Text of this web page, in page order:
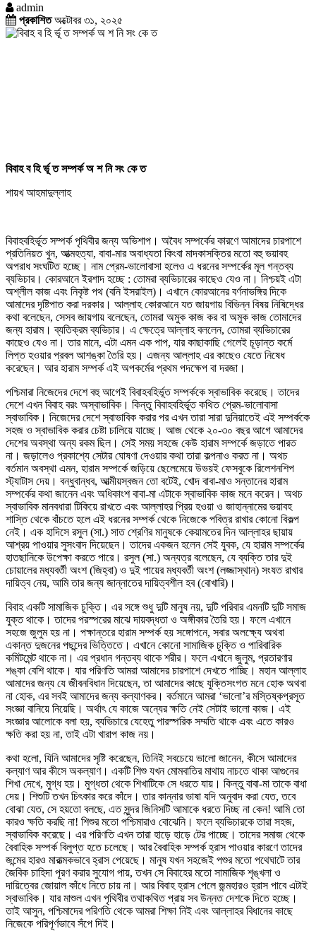
admin
প্রকাশিতঅক্টোবর ৩১, ২০২৫
বিবাহ ব হি র্ভূ ত সম্পর্ক অ শ নি সং কে ত
শায়খ আহমাদুল্লাহ
বিবাহবহির্ভূত সম্পর্ক পৃথিবীর জন্য অভিশাপ। অবৈধ সম্পর্কের কারণে আমাদের চারপাশে
প্রতিনিয়ত খুন, আত্মহত্যা, বাবা-মার অবাধ্যতা কিংবা মাদকাসক্তির মতো বহু ভয়াবহ
অপরাধ সংঘটিত হচ্ছে। নাম প্রেম-ভালোবাসা হলেও এ ধরনের সম্পর্কের মূল গন্তব্য
ব্যভিচার। কোরআনে ইরশাদ হচ্ছে : তোমরা ব্যভিচারের কাছেও যেও না। নিশ্চয়ই এটা
অশ্লীল কাজ এবং নিকৃষ্ট পথ (বনি ইসরাইল)। এখানে কোরআনের বর্ণনাভঙ্গির দিকে
আমাদের দৃষ্টিপাত করা দরকার। আল্লাহ কোরআনে যত জায়গায় বিভিন্ন বিষয় নিষিদ্ধের
কথা বলেছেন, সেসব জায়গায় বলেছেন, তোমরা অমুক কাজ কর বা অমুক কাজ তোমাদের
জন্য হারাম। ব্যতিক্রম ব্যভিচার। এ ক্ষেত্রে আল্লাহ বললেন, তোমরা ব্যভিচারের
কাছেও যেও না। তার মানে, এটা এমন এক পাপ, যার কাছাকাছি গেলেই চূড়ান্ত কর্মে
লিপ্ত হওয়ার প্রবল আশঙ্কা তৈরি হয়। এজন্য আল্লাহ এর কাছেও যেতে নিষেধ
করেছেন। আর হারাম সম্পর্ক এই অপকর্মের প্রথম পদক্ষেপ বা দরজা।
পশ্চিমারা নিজেদের দেশে বহু আগেই বিবাহবহির্ভূত সম্পর্ককে স্বাভাবিক করেছে। তাদের
দেশে এখন বিবাহ বরং অস্বাভাবিক। কিন্তু বিবাহবহির্ভূত কথিত প্রেম-ভালোবাসা
স্বাভাবিক। নিজেদের দেশে স্বাভাবিক করার পর এখন তারা সারা দুনিয়াতেই এই সম্পর্ককে
সহজ ও স্বাভাবিক করার চেষ্টা চালিয়ে যাচ্ছে। আজ থেকে ২০-৩০ বছর আগে আমাদের
দেশের অবস্থা অন্য রকম ছিল। সেই সময় সহজে কেউ হারাম সম্পর্কে জড়াতে পারত
না। জড়ালেও প্রকাশ্যে সেটার ঘোষণা দেওয়ার কথা তারা কল্পনাও করত না। অথচ
বর্তমান অবস্থা এমন, হারাম সম্পর্কে জড়িয়ে ছেলেমেয়ে উভয়ই ফেসবুকে রিলেশনশিপ
স্ট্যাটাস দেয়। বন্ধুবান্ধব, আত্মীয়স্বজন তো বটেই, খোদ বাবা-মাও সন্তানের হারাম
সম্পর্কের কথা জানেন এবং অধিকাংশ বাবা-মা এটাকে স্বাভাবিক কাজ মনে করেন। অথচ
স্বাভাবিক মানবধারা টিকিয়ে রাখতে এবং আল্লাহর প্রিয় হওয়া ও জাহান্নামের ভয়াবহ
শাস্তি থেকে বাঁচতে হলে এই ধরনের সম্পর্ক থেকে নিজেকে পবিত্র রাখার কোনো বিকল্প
নেই। এক হাদিসে রসুল (সা.) সাত শ্রেণির মানুষকে কেয়ামতের দিন আল্লাহর ছায়ায়
আশ্রয় পাওয়ার সুসংবাদ দিয়েছেন। তাদের একজন হলেন সেই যুবক, যে হারাম সম্পর্কের
হাতছানিকে উপেক্ষা করতে পারে। রসুল (সা.) অন্যত্র বলেছেন, যে ব্যক্তি তার দুই
চোয়ালের মধ্যবর্তী অংশ (জিহ্বা) ও দুই পায়ের মধ্যবর্তী অংশ (লজ্জাস্থান) সংযত রাখার
দায়িত্ব নেয়, আমি তার জন্য জান্নাতের দায়িত্বশীল হব (বোখারি)।
বিবাহ একটি সামাজিক চুক্তি। এর সঙ্গে শুধু দুটি মানুষ নয়, দুটি পরিবার এমনটি দুটি সমাজ
যুক্ত থাকে। তাদের পরস্পরের মাঝে দায়বদ্ধতা ও অঙ্গীকার তৈরি হয়। ফলে এখানে
সহজে জুলুম হয় না। পক্ষান্তরে হারাম সম্পর্ক হয় সঙ্গোপনে, সবার অলক্ষ্যে অথবা
একান্ত দুজনের পছন্দের ভিত্তিতে। এখানে কোনো সামাজিক চুক্তি ও পারিবারিক
কমিটমেন্ট থাকে না। এর প্রধান গন্তব্য থাকে শরীর। ফলে এখানে জুলুম, প্রতারণার
শঙ্কা বেশি থাকে। যার পরিণতি আমরা আমাদের চারপাশে দেখতে পাচ্ছি। মহান আল্লাহ
আমাদের জন্য যে জীবনবিধান দিয়েছেন, তা আমাদের কাছে যুক্তিসংগত মনে হোক অথবা
না হোক, এর সবই আমাদের জন্য কল্যাণকর। বর্তমানে আমরা ‘ভালো’র মস্তিষ্কপ্রসূত
সংজ্ঞা বানিয়ে নিয়েছি। অর্থাৎ যে কাজে অন্যের ক্ষতি নেই সেটাই ভালো কাজ। এই
সংজ্ঞার আলোকে বলা হয়, ব্যভিচারে যেহেতু পারস্পরিক সম্মতি থাকে এবং এতে কারও
ক্ষতি করা হয় না, তাই এটা খারাপ কাজ নয়।
কথা হলো, যিনি আমাদের সৃষ্টি করেছেন, তিনিই সবচেয়ে ভালো জানেন, কীসে আমাদের
কল্যাণ আর কীসে অকল্যাণ। একটি শিশু যখন মোমবাতির মাথায় নাচতে থাকা আগুনের
শিখা দেখে, মুগ্ধ হয়। মুগ্ধতা থেকে শিখাটিকে সে ধরতে যায়। কিন্তু বাবা-মা তাকে বাধা
দেয়। শিশুটি তখন চিৎকার করে কাঁদে। তার কান্নার ভাষা যদি অনুবাদ করা যেত, তবে
বোঝা যেত, সে হয়তো বলছে, এত সুন্দর জিনিসটি আমাকে ধরতে দিচ্ছ না কেন! আমি তো
কারও ক্ষতি করছি না! শিশুর মতো পশ্চিমারাও বোঝেনি। ফলে ব্যভিচারকে তারা সহজ,
স্বাভাবিক করেছে। এর পরিণতি এখন তারা হাড়ে হাড়ে টের পাচ্ছে। তাদের সমাজ থেকে
বৈবাহিক সম্পর্ক বিলুপ্ত হতে চলেছে। আর বৈবাহিক সম্পর্ক হ্রাস পাওয়ার কারণে তাদের
জন্মের হারও মারাত্মকভাবে হ্রাস পেয়েছে। মানুষ যখন সহজেই পশুর মতো পথেঘাটে তার
জৈবিক চাহিদা পূরণ করার সুযোগ পায়, তখন সে বিবাহের মতো সামাজিক শৃঙ্খলা ও
দায়িত্বের জোয়াল কাঁধে নিতে চায় না। আর বিবাহ হ্রাস পেলে জন্মহারও হ্রাস পাবে এটাই
স্বাভাবিক। যার মাশুল এখন পৃথিবীর তথাকথিত প্রায় সব উন্নত দেশকে দিতে হচ্ছে।
তাই আসুন, পশ্চিমাদের পরিণতি থেকে আমরা শিক্ষা নিই এবং আল্লাহর বিধানের কাছে
নিজেকে পরিপূর্ণভাবে সঁপে দিই।